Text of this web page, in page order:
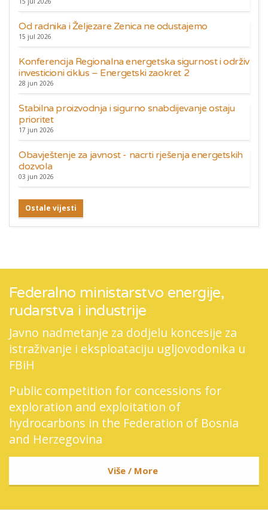
Od radnika i Željezare Zenica ne odustajemo
15 jul 2026
Konferencija Regionalna energetska sigurnost i održiv
investicioni ciklus – Energetski zaokret 2
28 jun 2026
Stabilna proizvodnja i sigurno snabdijevanje ostaju
prioritet
17 jun 2026
Obavještenje za javnost - nacrti rješenja energetskih
dozvola
03 jun 2026
Ostale vijesti
Federalno ministarstvo energije,
rudarstva i industrije
Javno nadmetanje za dodjelu koncesije za
istraživanje i eksploataciju ugljovodonika u
FBiH
Public competition for concessions for
exploration and exploitation of
hydrocarbons in the Federation of Bosnia
and Herzegovina
Više / More